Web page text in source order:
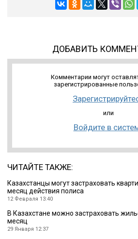
ДОБАВИТЬ
Комментарии могут
зарегистрированные
или
Войдите в
ЧИТАЙТЕ ТАКЖЕ:
Казахстанцы могут застраховать
месяц действия полиса
12 Февраля 13:40
В Казахстане можно застраховать
месяц
29 Января 12:37